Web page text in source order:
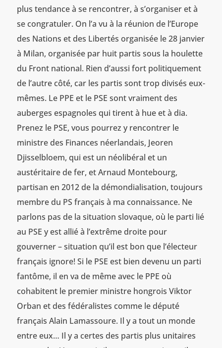
plus tendance à se rencontrer, à s’organiser et à
se congratuler. On l’a vu à la réunion de l’Europe
des Nations et des Libertés organisée le 28 janvier
à Milan, organisée par huit partis sous la houlette
du Front national. Rien d’aussi fort politiquement
de l’autre côté, car les partis sont trop divisés eux-
mêmes. Le PPE et le PSE sont vraiment des
auberges espagnoles qui tirent à hue et à dia.
Prenez le PSE, vous pourrez y rencontrer le
ministre des Finances néerlandais, Jeoren
Djisselbloem, qui est un néolibéral et un
austéritaire de fer, et Arnaud Montebourg,
partisan en 2012 de la démondialisation, toujours
membre du PS français à ma connaissance. Ne
parlons pas de la situation slovaque, où le parti lié
au PSE y est allié à l’extrême droite pour
gouverner – situation qu’il est bon que l’électeur
français ignore! Si le PSE est bien devenu un parti
fantôme, il en va de même avec le PPE où
cohabitent le premier ministre hongrois Viktor
Orban et des fédéralistes comme le député
français Alain Lamassoure. Il y a tout un monde
entre eux… Il y a certes des partis plus unitaires